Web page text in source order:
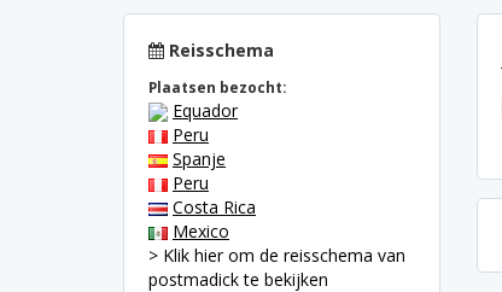
Reisschema
Plaatsen bezocht:
Equador
Peru
Spanje
Peru
Costa Rica
Mexico
> Klik hier om de reisschema van
postmadick te bekijken